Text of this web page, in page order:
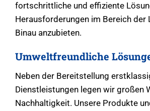
fortschrittliche und effiziente
Herausforderungen im Bereich der
Binau anzubieten.
Umweltfreundliche
Neben der Bereitstellung
Dienstleistungen legen wir großen
Nachhaltigkeit. Unsere Produkte